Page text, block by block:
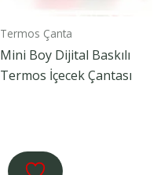
Termos Çanta
Mini Boy Dijital Baskılı
Termos İçecek Çantası